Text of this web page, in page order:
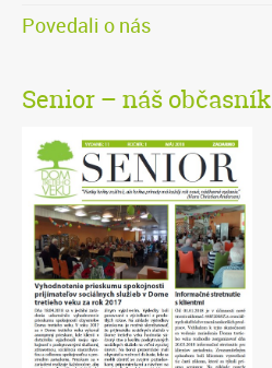
Povedali o nás
Senior – náš občasník